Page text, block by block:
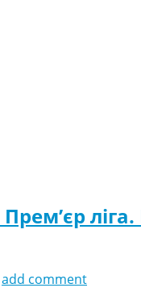
ліга.
add comment